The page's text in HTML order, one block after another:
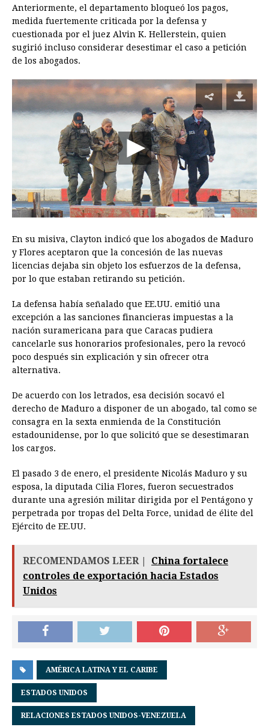
Anteriormente, el departamento bloqueó los pagos,
medida fuertemente criticada por la defensa y
cuestionada por el juez Alvin K. Hellerstein, quien
sugirió incluso considerar desestimar el caso a petición
de los abogados.
En su misiva, Clayton indicó que los abogados de Maduro
y Flores aceptaron que la concesión de las nuevas
licencias dejaba sin objeto los esfuerzos de la defensa,
por lo que estaban retirando su petición.
La defensa había señalado que EE.UU. emitió una
excepción a las sanciones financieras impuestas a la
nación suramericana para que Caracas pudiera
cancelarle sus honorarios profesionales, pero la revocó
poco después sin explicación y sin ofrecer otra
alternativa.
De acuerdo con los letrados, esa decisión socavó el
derecho de Maduro a disponer de un abogado, tal como se
consagra en la sexta enmienda de la Constitución
estadounidense, por lo que solicitó que se desestimaran
los cargos.
El pasado 3 de enero, el presidente Nicolás Maduro y su
esposa, la diputada Cilia Flores, fueron secuestrados
durante una agresión militar dirigida por el Pentágono y
perpetrada por tropas del Delta Force, unidad de élite del
Ejército de EE.UU.
RECOMENDAMOS LEER |
China fortalece
controles de exportación hacia Estados
Unidos
AMÉRICA LATINA Y EL CARIBE
ESTADOS UNIDOS
RELACIONES ESTADOS UNIDOS-VENEZUELA